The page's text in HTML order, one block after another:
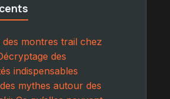
des montres trail chez
des
indispensables
mythes autour des